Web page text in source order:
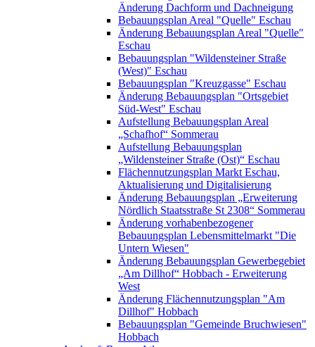
Änderung Dachform und Dachneigung
Bebauungsplan Areal "Quelle" Eschau
Änderung Bebauungsplan Areal "Quelle"
Eschau
Bebauungsplan "Wildensteiner Straße
(West)" Eschau
Bebauungsplan "Kreuzgasse" Eschau
Änderung Bebauungsplan "Ortsgebiet
Süd-West" Eschau
Aufstellung Bebauungsplan Areal
„Schafhof“ Sommerau
Aufstellung Bebauungsplan
„Wildensteiner Straße (Ost)“ Eschau
Flächennutzungsplan Markt Eschau,
Aktualisierung und Digitalisierung
Änderung Bebauungsplan „Erweiterung
Nördlich Staatsstraße St 2308“ Sommerau
Änderung vorhabenbezogener
Bebauungsplan Lebensmittelmarkt "Die
Untern Wiesen"
Änderung Bebauungsplan Gewerbegebiet
„Am Dillhof“ Hobbach - Erweiterung
West
Änderung Flächennutzungsplan "Am
Dillhof" Hobbach
Bebauungsplan "Gemeinde Bruchwiesen"
Hobbach